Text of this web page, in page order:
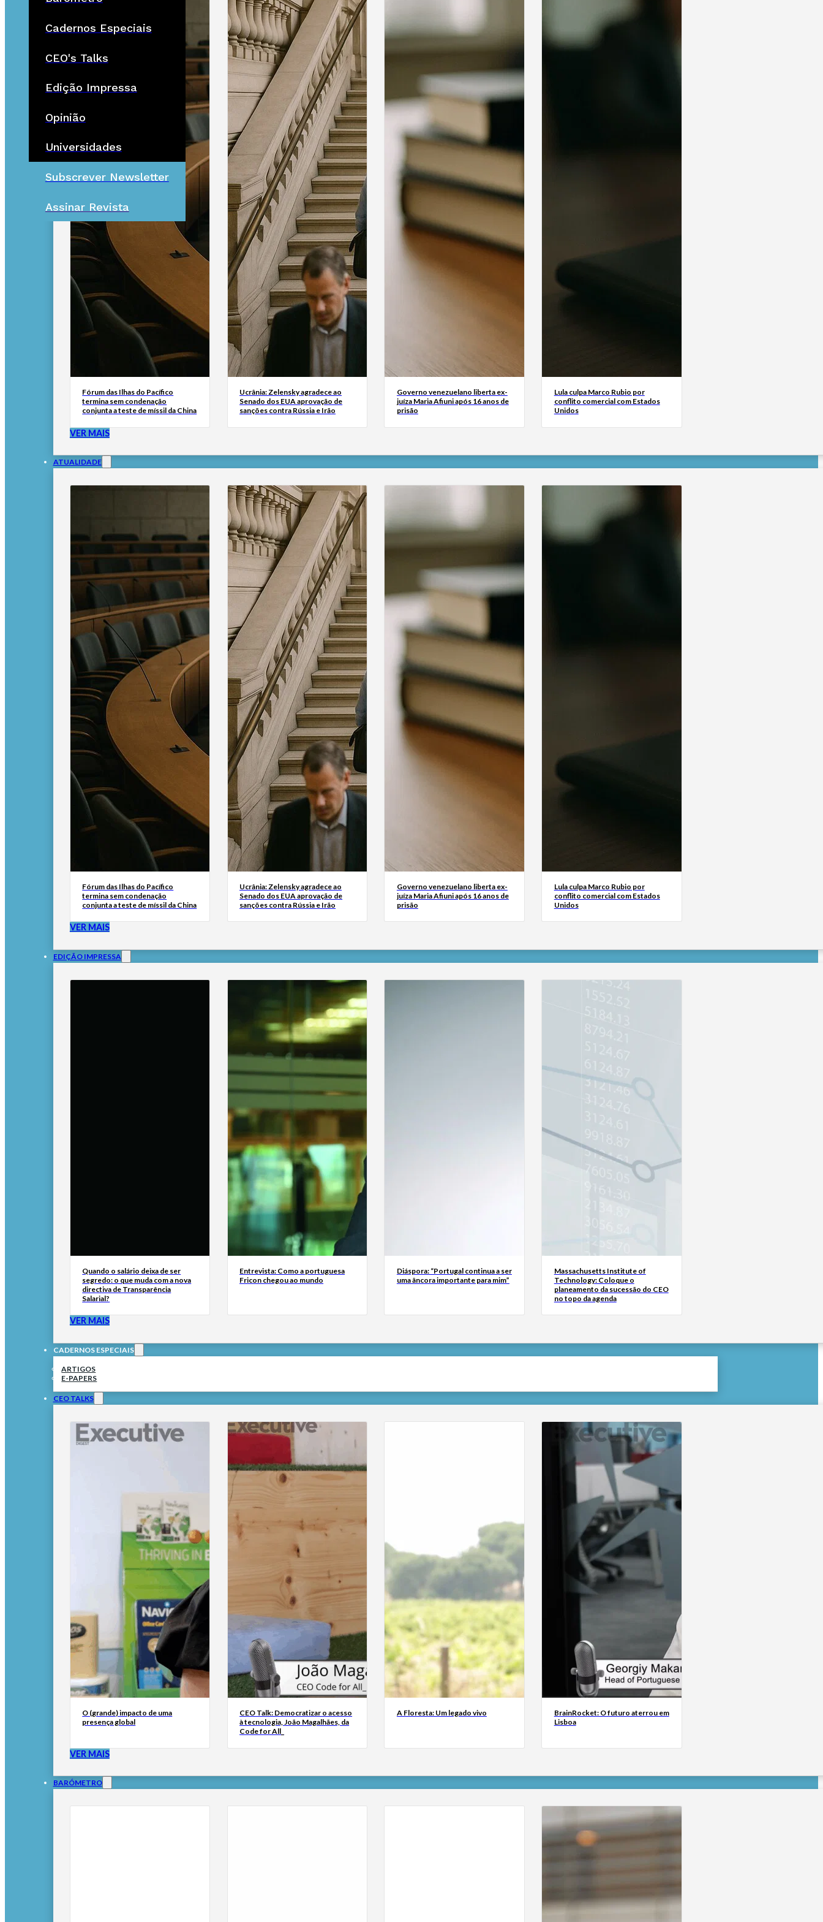
Cadernos Especiais
CEO's Talks
Edição Impressa
Opinião
Universidades
Subscrever Newsletter
Assinar Revista
Fórum das Ilhas do Pacífico
termina sem condenação
conjunta a teste de míssil da China
Ucrânia: Zelensky agradece ao
Senado dos EUA aprovação de
sanções contra Rússia e Irão
Governo venezuelano liberta ex-
juíza Maria Afiuni após 16 anos de
prisão
Lula culpa Marco Rubio por
conflito comercial com Estados
Unidos
VER MAIS
ATUALIDADE
Fórum das Ilhas do Pacífico
termina sem condenação
conjunta a teste de míssil da China
Ucrânia: Zelensky agradece ao
Senado dos EUA aprovação de
sanções contra Rússia e Irão
Governo venezuelano liberta ex-
juíza Maria Afiuni após 16 anos de
prisão
Lula culpa Marco Rubio por
conflito comercial com Estados
Unidos
VER MAIS
EDIÇÃO IMPRESSA
Quando o salário deixa de ser
segredo: o que muda com a nova
directiva de Transparência
Salarial?
Entrevista: Como a portuguesa
Fricon chegou ao mundo
Diáspora: “Portugal continua a ser
uma âncora importante para mim”
Massachusetts Institute of
Technology: Coloque o
planeamento da sucessão do CEO
no topo da agenda
VER MAIS
CADERNOS ESPECIAIS
ARTIGOS
E-PAPERS
CEO TALKS
O (grande) impacto de uma
presença global
CEO Talk: Democratizar o acesso
à tecnologia, João Magalhães, da
Code for All_
A Floresta: Um legado vivo
BrainRocket: O futuro aterrou em
Lisboa
VER MAIS
BARÓMETRO